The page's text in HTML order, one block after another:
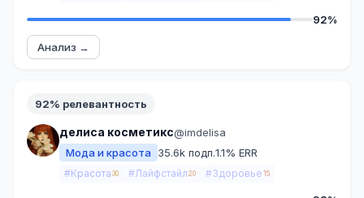
92%
Анализ →
92% релевантность
делиса косметикс@imdelisa
Мода и красота
35.6k подп.1.1% ERR
#Красота 30 #Лайфстайл 20 #Здоровье 15